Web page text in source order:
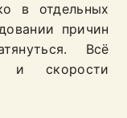
в отдельных
причин
Всё
и скорости